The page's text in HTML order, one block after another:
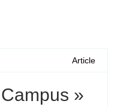
Article
»